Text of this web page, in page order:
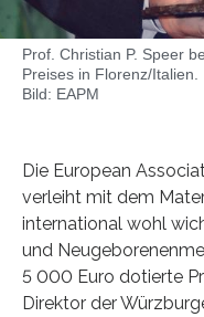
Prof. Christian P. Speer
Preises in Florenz/Italien.
Bild: EAPM
Die European
verleiht mit dem
international wohl
und
5 000 Euro dotierte
Direktor der